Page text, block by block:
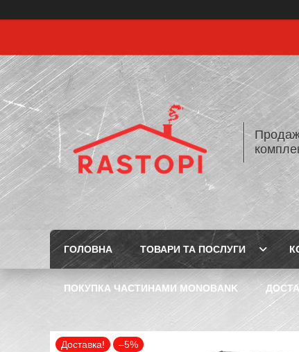
ГОЛОВНА ТОВАРИ ТА ПОСЛУГИ
ПОКУПКА ЧАСТИНАМИ MONOBANK
Доставка! –5%